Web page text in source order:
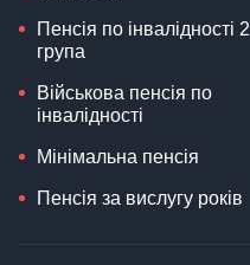
Пенсія по інвалідності 2
група
Військова пенсія по
інвалідності
Мінімальна пенсія
Пенсія за вислугу років